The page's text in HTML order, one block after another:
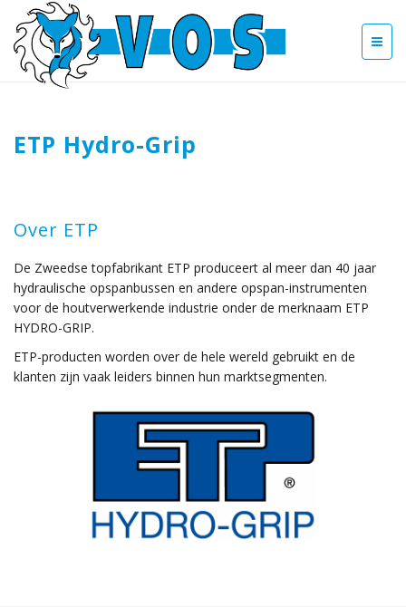
ETP Hydro-Grip
Over ETP
De Zweedse topfabrikant ETP produceert al meer dan 40 jaar
hydraulische opspanbussen en andere opspan-instrumenten
voor de houtverwerkende industrie onder de merknaam ETP
HYDRO-GRIP.
ETP-producten worden over de hele wereld gebruikt en de
klanten zijn vaak leiders binnen hun marktsegmenten.